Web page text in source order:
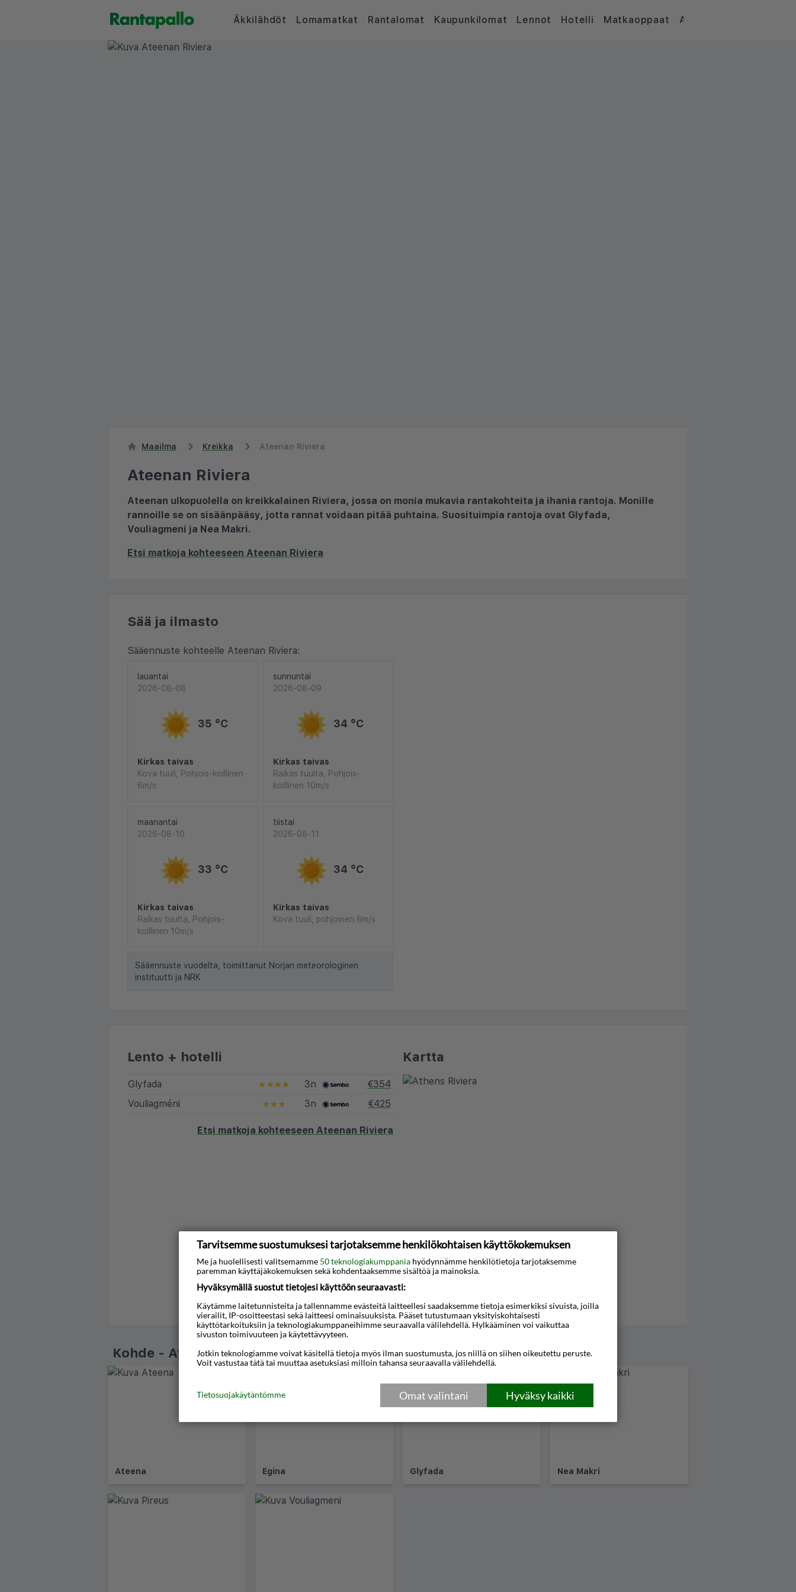
Äkkilähdöt Lomamatkat Rantalomat Kaupunkilomat Lennot Hotelli Matkaoppaat Artikkelit
Maailma Kreikka Ateenan Riviera
Ateenan Riviera
Ateenan ulkopuolella on kreikkalainen Riviera, jossa on monia mukavia rantakohteita ja ihania rantoja. Monille
rannoille se on sisäänpääsy, jotta rannat voidaan pitää puhtaina. Suosituimpia rantoja ovat Glyfada,
Vouliagmeni ja Nea Makri.
Etsi matkoja kohteeseen Ateenan Riviera
Sää ja ilmasto
Sääennuste kohteelle Ateenan Riviera:
lauantai
2026-08-08
35 °C
Kirkas taivas
Kova tuuli, Pohjois-koillinen
6m/s
sunnuntai
2026-08-09
34 °C
Kirkas taivas
Raikas tuulta, Pohjois-
koillinen 10m/s
maanantai
2026-08-10
33 °C
Kirkas taivas
Raikas tuulta, Pohjois-
koillinen 10m/s
tiistai
2026-08-11
34 °C
Kirkas taivas
Kova tuuli, pohjoinen 6m/s
Sääennuste vuodelta, toimittanut Norjan meteorologinen
instituutti ja NRK
Lento + hotelli
Glyfada ★★★★ 3n
€354
Vouliagméni
★★★ 3n €425
Etsi matkoja kohteeseen Ateenan Riviera
Kartta
Kohde - Ateenan Riviera
Ateena Egina Glyfada Nea Makri
Tarvitsemme suostumuksesi tarjotaksemme henkilökohtaisen käyttökokemuksen
Me ja huolellisesti valitsemamme 50 teknologiakumppania hyödynnämme henkilötietoja tarjotaksemme
paremman käyttäjäkokemuksen sekä kohdentaaksemme sisältöä ja mainoksia.
Hyväksymällä suostut tietojesi käyttöön seuraavasti:
Käytämme laitetunnisteita ja tallennamme evästeitä laitteellesi saadaksemme tietoja esimerkiksi sivuista, joilla
vierailit, IP-osoitteestasi sekä laitteesi ominaisuuksista. Pääset tutustumaan yksityiskohtaisesti
käyttötarkoituksiin ja teknologiakumppaneihimme seuraavalla välilehdellä. Hylkääminen voi vaikuttaa
sivuston toimivuuteen ja käytettävyyteen.
Jotkin teknologiamme voivat käsitellä tietoja myös ilman suostumusta, jos niillä on siihen oikeutettu peruste.
Voit vastustaa tätä tai muuttaa asetuksiasi milloin tahansa seuraavalla välilehdellä.
Hyväksy kaikki
Omat valintani
Tietosuojakäytäntömme